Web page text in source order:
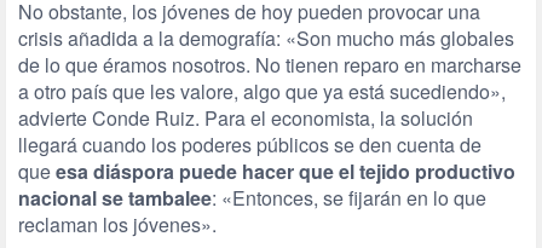
No obstante, los jóvenes de hoy pueden provocar una
crisis añadida a la demografía: «Son mucho más globales
de lo que éramos nosotros. No tienen reparo en marcharse
a otro país que les valore, algo que ya está sucediendo»,
advierte Conde Ruiz. Para el economista, la solución
llegará cuando los poderes públicos se den cuenta de
queesa diáspora puede hacer que el tejido productivo
nacional se tambalee: «Entonces, se fijarán en lo que
reclaman los jóvenes».